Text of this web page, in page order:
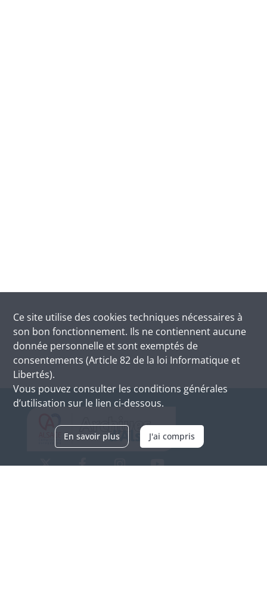
Ce site utilise des cookies techniques nécessaires à
son bon fonctionnement. Ils ne contiennent aucune
donnée personnelle et sont exemptés de
consentements (Article 82 de la loi Informatique et
Libertés).
Vous pouvez consulter les conditions générales
d’utilisation sur le lien ci-dessous.
En savoir plus J'ai compris